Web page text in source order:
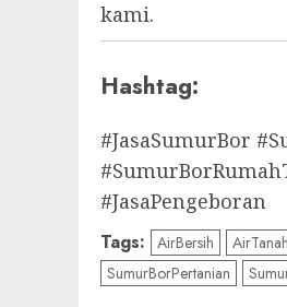
kami.
Hashtag:
#JasaSumurBor
#JasaPengeboran
Tags: AirBersih AirTanah
SumurBorPertanian